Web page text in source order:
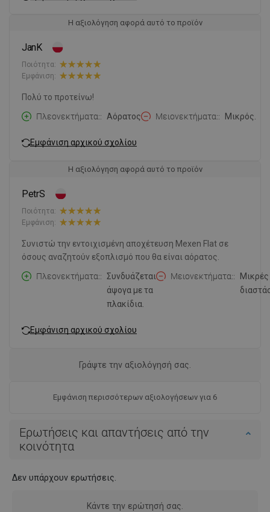
Η αξιολόγηση αφορά αυτό το προϊόν
JanK
Ποιότητα:
Εμφάνιση:
Πολύ το προτείνω!
Πλεονεκτήματα:
Αόρατος Μειονεκτήματα: Μικρός.
Εμφάνιση αρχικού σχολίου
Η αξιολόγηση αφορά αυτό το προϊόν
PetrS
Ποιότητα:
Εμφάνιση:
Συνιστώ την εντοιχισμένη αποχέτευση Mexen Flat σε
όσους αναζητούν εξοπλισμό που θα είναι αόρατος.
Πλεονεκτήματα:
Συνδυάζεται
άψογα με τα
πλακίδια.
Μειονεκτήματα:
Μικρές
Εμφάνιση αρχικού σχολίου
Εμφάνιση περισσότερων αξιολογήσεων για 6
Γράψτε την αξιολόγησή σας.
Ερωτήσεις και απαντήσεις από την
κοινότητα
Δεν υπάρχουν ερωτήσεις.
Κάντε την ερώτησή σας.